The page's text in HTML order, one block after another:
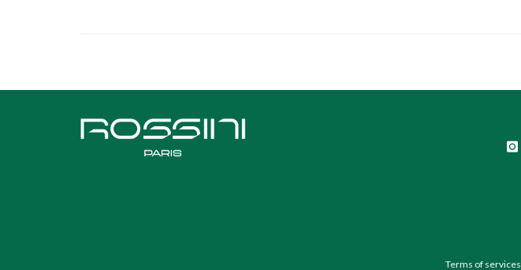
Terms of services